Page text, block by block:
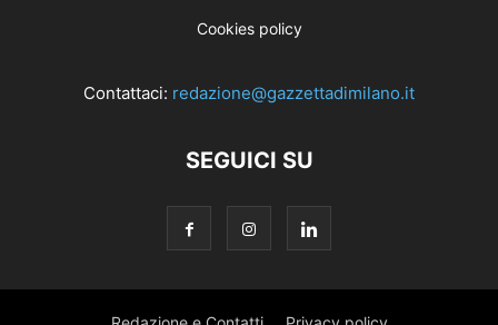
Cookies policy
Contattaci: redazione@gazzettadimilano.it
SEGUICI SU